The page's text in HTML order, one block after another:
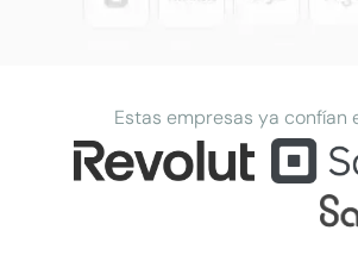
Estas empresas ya confían